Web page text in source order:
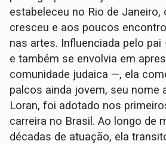
estabeleceu no Rio de Janeiro,
cresceu e aos poucos
nas artes. Influenciada pelo
e também se envolvia em
comunidade judaica —, ela
palcos ainda jovem, seu nome
Loran, foi adotado nos
carreira no Brasil. Ao longo de
décadas de atuação, ela